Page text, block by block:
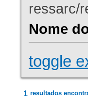
ressarc/
Nome
toggle
1 resultados